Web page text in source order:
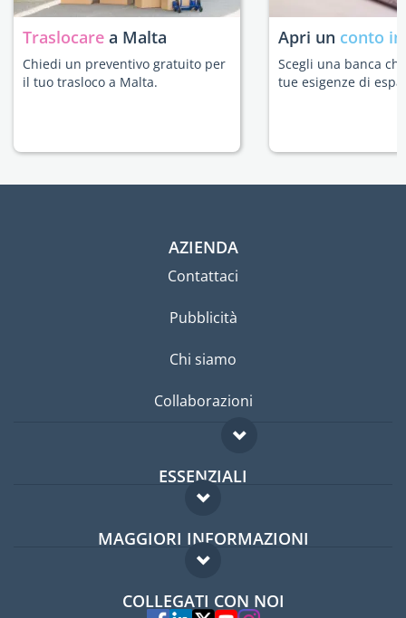
Traslocare a Malta
Chiedi un preventivo gratuito per
il tuo trasloco a Malta.
Apri un conto
Scegli una banca
tue esigenze di
AZIENDA
Contattaci
Pubblicità
Chi siamo
Collaborazioni
ESSENZIALI
Forum per expat
Guida per expat
MAGGIORI INFORMAZIONI
Domande frequenti
Esperti
COLLEGATI CON NOI